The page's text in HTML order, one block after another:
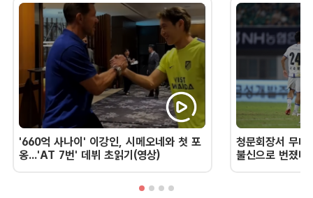
'660억 사나이' 이강인, 시메오네와 첫 포
옹...'AT 7번' 데뷔 초읽기(영상)
청문회장서 무너
불신으로 번졌